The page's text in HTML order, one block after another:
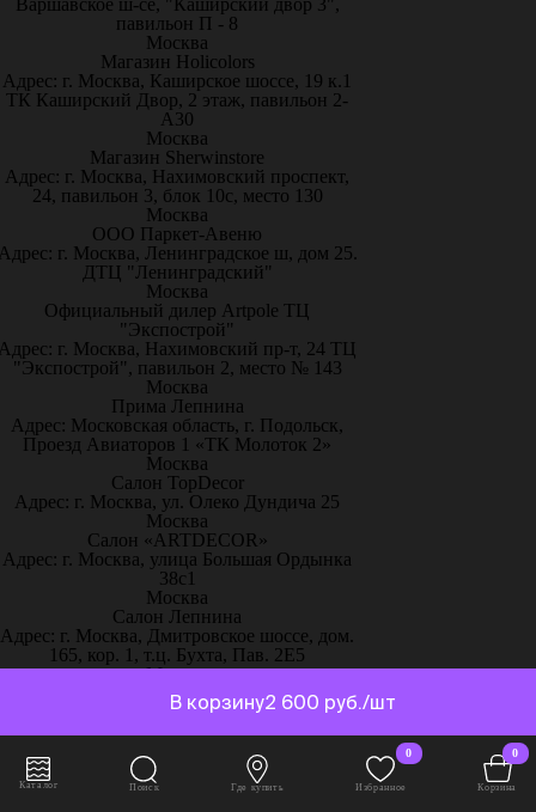
2 600 руб./шт
В корзину
Варшавское ш-се, "Каширский двор 3",
павильон П - 8
Москва
Магазин Holicolors
Адрес: г. Москва, Каширское шоссе, 19 к.1
ТК Каширский Двор, 2 этаж, павильон 2-
А30
Москва
Магазин Sherwinstore
Адрес: г. Москва, Нахимовский проспект,
24, павильон 3, блок 10с, место 130
Москва
ООО Паркет-Авeню
г. Москва, Ленинградское ш, дом 25.
ДТЦ "Ленинградский"
Москва
Официальный дилер Artpole ТЦ
"Экспострой"
г. Москва, Нахимовский пр-т, 24 ТЦ
"Экспострой", павильон 2, место № 143
Москва
Прима Лепнина
Адрес: Московская область, г. Подольск,
Проезд Авиаторов 1 «ТК Молоток 2»
Москва
Салон TopDecor
Адрес: г. Москва, ул. Олеко Дундича 25
Москва
Салон «ARTDECOR»
Адрес: г. Москва, улица Большая Ордынка
38с1
Москва
Салон Лепнина
Адрес: г. Москва, Дмитровское шоссе, дом.
165, кор. 1, т.ц. Бухта, Пав. 2Е5
Москва
Салон – Лепнина у Милы
Адрес: г. Москва, ТРК
«ЭлитСтройМатериалы», 51-й км МКАД
пос. Заречье, ул.Торговая, с.2, 1 этаж,
павильон С13
Москва
Каталог Поиск Где купить
0
Избранное
0
Корзина